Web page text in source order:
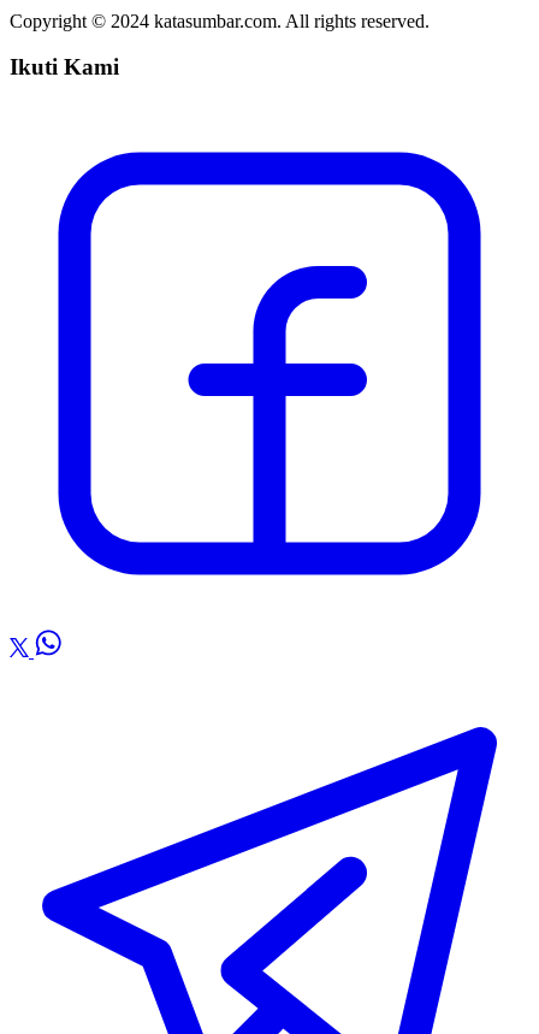
Copyright © 2024 katasumbar.com. All rights reserved.
Ikuti Kami